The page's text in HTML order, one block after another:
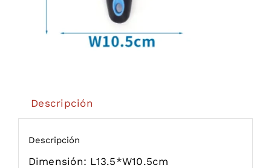
Descripción
Descripción
Dimensión: L13.5*W10.5cm